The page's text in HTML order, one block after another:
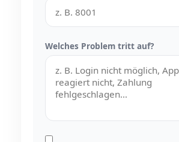
Welches Problem tritt auf?